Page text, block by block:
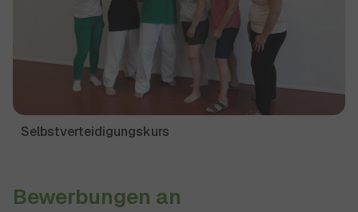
Selbstverteidigungskurs
Bewerbungen an